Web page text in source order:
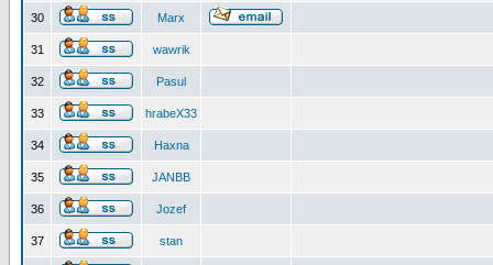
30 Marx
31 wawrik
32 Pasul
33 hrabeX33
34 Haxna
35 JANBB
36 Jozef
37 stan